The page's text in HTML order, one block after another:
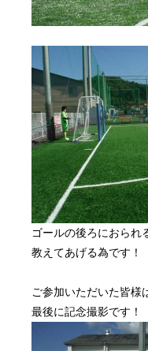
ゴールの後ろにおられ
教えてあげる為です！
ご参加いただいた皆様
最後に記念撮影です！